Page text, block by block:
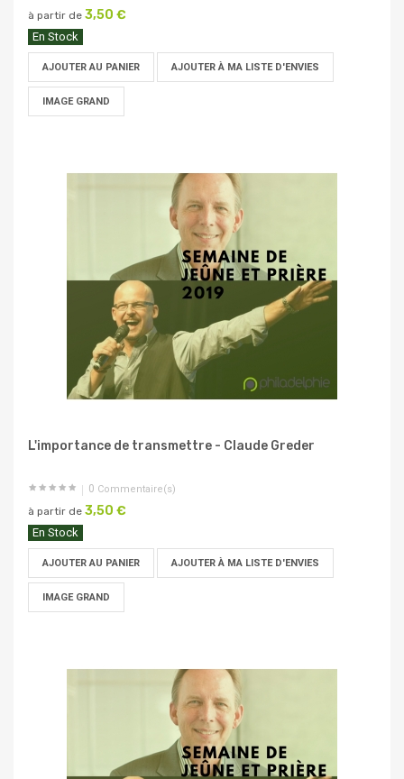
à partir de 3,50 €
En Stock
AJOUTER AU PANIER AJOUTER À MA LISTE D'ENVIES
IMAGE GRAND
L'importance de transmettre - Claude Greder
0 Commentaire(s)
à partir de 3,50 €
En Stock
AJOUTER AU PANIER AJOUTER À MA LISTE D'ENVIES
IMAGE GRAND